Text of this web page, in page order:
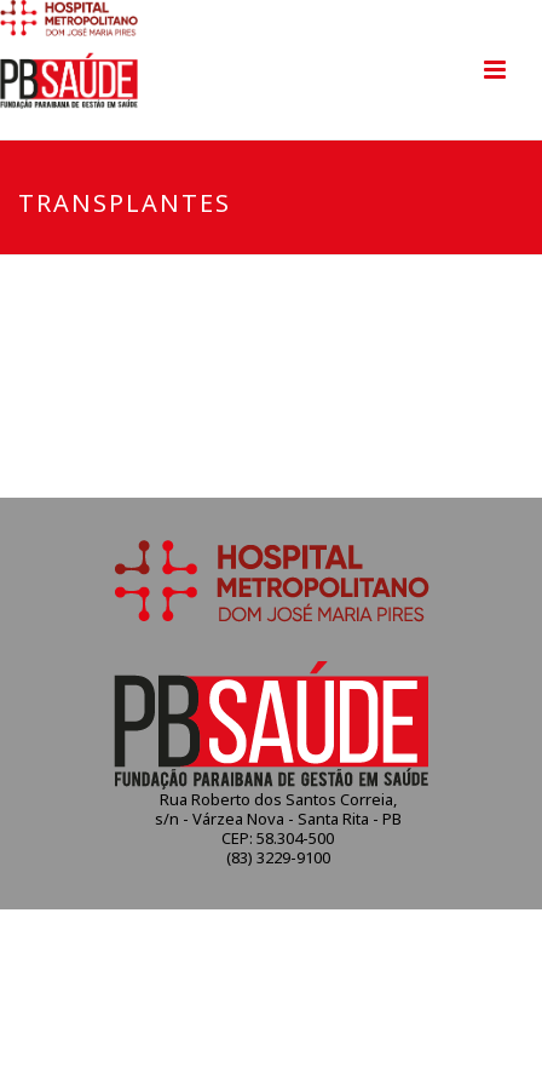
TRANSPLANTES
Rua Roberto dos Santos Correia,
s/n - Várzea Nova - Santa Rita - PB
CEP: 58.304-500
(83) 3229-9100